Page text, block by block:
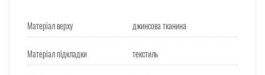
Матеріал верху джинсова тканина
Матеріал підкладки текстиль